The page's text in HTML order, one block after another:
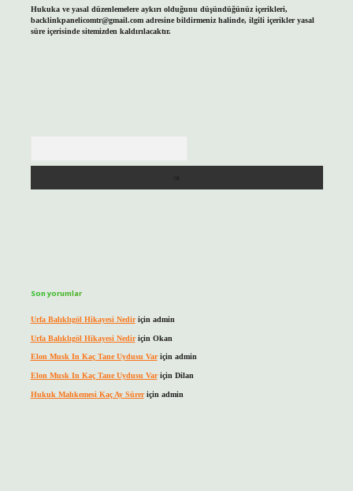
Hukuka ve yasal düzenlemelere aykırı olduğunu düşündüğünüz içerikleri,
backlinkpanelicomtr@gmail.comadresine bildirmeniz halinde, ilgili içerikler yasal
süre içerisinde sitemizden kaldırılacaktır.
Son yorumlar
Urfa Balıklıgöl Hikayesi Nediriçin admin
Urfa Balıklıgöl Hikayesi Nediriçin Okan
Elon Musk In Kaç Tane Uydusu Variçin admin
Elon Musk In Kaç Tane Uydusu Variçin Dilan
Hukuk Mahkemesi Kaç Ay Süreriçin admin